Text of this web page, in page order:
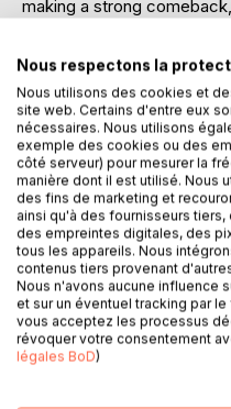
making a strong
Those blood splattered
150 fights and 3000 shots,
I could smell their blood
I saw brave men pushed
extremely brutal or even
defeats.
My camera lens captured
intense rage, bursts of
relief but most of all, an
This unusual family took
justice it deserves with
photographs.
Nous respectons la
Nous utilisons des cookies et
site web. Certains d'entre eux
nécessaires. Nous utilisons
exemple des cookies ou des
côté serveur) pour mesurer la
manière dont il est utilisé. Nous
des fins de marketing et
ainsi qu'à des fournisseurs
des empreintes digitales, des
tous les appareils. Nous
contenus tiers provenant
Nous n'avons aucune influence
et sur un éventuel tracking par
vous acceptez les processus
révoquer votre consentement
légales BoD)